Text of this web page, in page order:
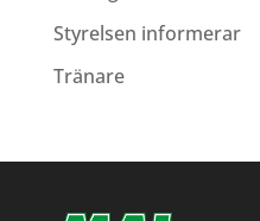
Styrelsen informerar
Tränare